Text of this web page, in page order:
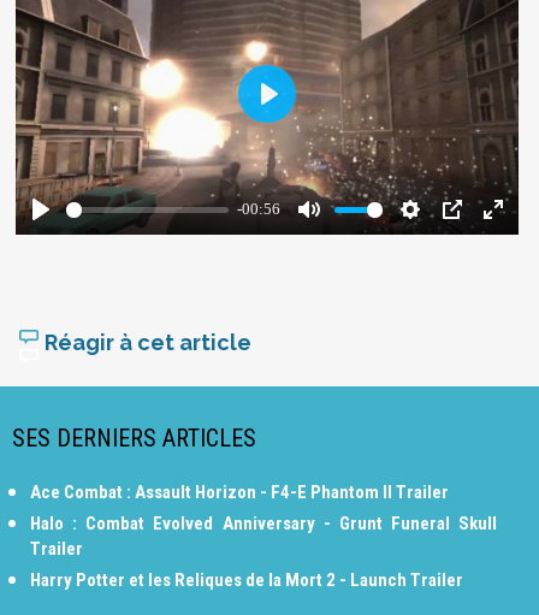
Réagir à cet article
SES DERNIERS ARTICLES
Ace Combat : Assault Horizon - F4-E Phantom II Trailer
Halo : Combat Evolved Anniversary - Grunt Funeral Skull
Trailer
Harry Potter et les Reliques de la Mort 2 - Launch Trailer